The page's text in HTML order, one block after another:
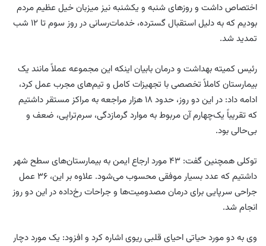
اختصاص داشت و روزهای شنبه و یکشنبه نیز میزبان خیل عظیم مردم
بودیم که به دلیل استقبال گسترده، خدمات‌رسانی در روز سوم تا ۱۲ شب
تمدید شد.
رئیس کمیته بهداشت و درمان بابیان اینکه این مجموعه عملاً مانند یک
بیمارستان کاملاً تخصصی با تجهیزات کامل و تیم‌های مجرب عمل کرد،
ادامه داد: در این دو روز، حدود ۱۸ هزار مراجعه به مراکز مستقر داشتیم
که تقریباً یک‌چهارم آن مربوط به موارد گرمازدگی، سرم‌تراپی، ضعف و
بی‌حالی بود.
توکلی همچنین گفت: ۴۳ مورد ارجاع ایمن به بیمارستان‌های سطح شهر
داشتیم که عدد بسیار موفقی محسوب می‌شود. علاوه بر این، ۳۶ عمل
جراحی سرپایی برای درمان مصدومیت‌ها و جراحات رخ‌داده در این دو روز
انجام شد.
وی به دو مورد حیاتی احیای قلبی ریوی اشاره کرد و افزود: یک مورد دچار